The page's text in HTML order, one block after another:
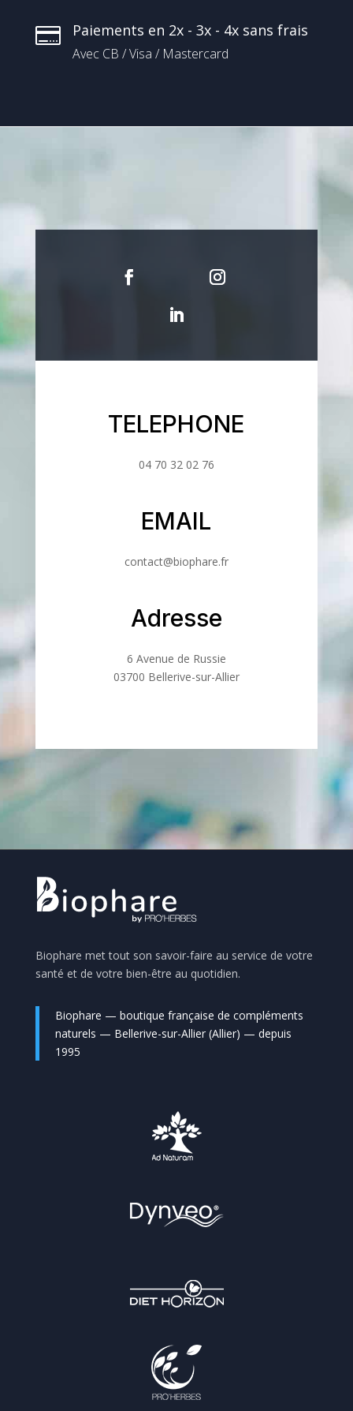
 Paiements en 2x - 3x - 4x sans frais
Avec CB / Visa / Mastercard
TELEPHONE
04 70 32 02 76
EMAIL
contact@biophare.fr
Adresse
6 Avenue de Russie
03700 Bellerive-sur-Allier
Biophare met tout son savoir-faire au service de votre
santé et de votre bien-être au quotidien.
Biophare — boutique française de compléments
naturels — Bellerive-sur-Allier (Allier) — depuis
1995